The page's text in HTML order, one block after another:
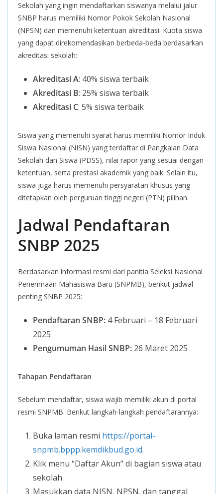
Sekolah yang ingin mendaftarkan siswanya melalui jalur
SNBP harus memiliki Nomor Pokok Sekolah Nasional
(NPSN) dan memenuhi ketentuan akreditasi. Kuota siswa
yang dapat direkomendasikan berbeda-beda berdasarkan
akreditasi sekolah:
Akreditasi A: 40% siswa terbaik
Akreditasi B: 25% siswa terbaik
Akreditasi C: 5% siswa terbaik
Siswa yang memenuhi syarat harus memiliki Nomor Induk
Siswa Nasional (NISN) yang terdaftar di Pangkalan Data
Sekolah dan Siswa (PDSS), nilai rapor yang sesuai dengan
ketentuan, serta prestasi akademik yang baik. Selain itu,
siswa juga harus memenuhi persyaratan khusus yang
ditetapkan oleh perguruan tinggi negeri (PTN) pilihan.
Jadwal Pendaftaran
SNBP 2025
Berdasarkan informasi resmi dari panitia Seleksi Nasional
Penerimaan Mahasiswa Baru (SNPMB), berikut jadwal
penting SNBP 2025:
Pendaftaran SNBP: 4 Februari – 18 Februari
2025
Pengumuman Hasil SNBP: 26 Maret 2025
Tahapan Pendaftaran
Sebelum mendaftar, siswa wajib memiliki akun di portal
resmi SNPMB. Berikut langkah-langkah pendaftarannya:
Buka laman resmi https://portal-
snpmb.bppp.kemdikbud.go.id.
Klik menu “Daftar Akun” di bagian siswa atau
sekolah.
Masukkan data NISN, NPSN, dan tanggal